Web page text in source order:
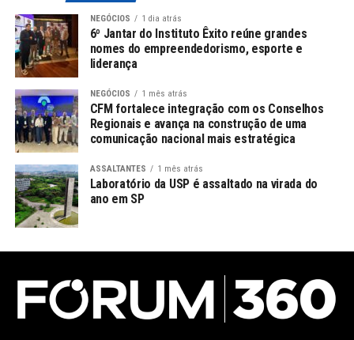
NEGÓCIOS 1 dia atrás
6º Jantar do Instituto Êxito reúne grandes
nomes do empreendedorismo, esporte e
liderança
NEGÓCIOS 1 mês atrás
CFM fortalece integração com os Conselhos
Regionais e avança na construção de uma
comunicação nacional mais estratégica
ASSALTANTES 1 mês atrás
Laboratório da USP é assaltado na virada do
ano em SP